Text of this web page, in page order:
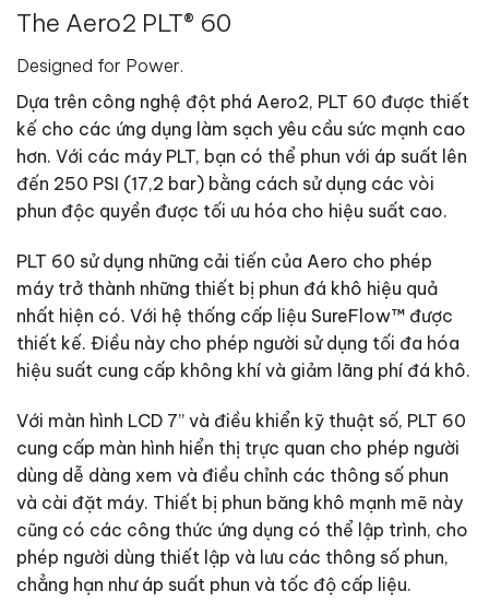
The Aero2 PLT® 60
Designed for Power.
Dựa trên công nghệ đột phá Aero2, PLT 60 được thiết
kế cho các ứng dụng làm sạch yêu cầu sức mạnh cao
hơn. Với các máy PLT, bạn có thể phun với áp suất lên
đến 250 PSI (17,2 bar) bằng cách sử dụng các vòi
phun độc quyền được tối ưu hóa cho hiệu suất cao.
PLT 60 sử dụng những cải tiến của Aero cho phép
máy trở thành những thiết bị phun đá khô hiệu quả
nhất hiện có. Với hệ thống cấp liệu SureFlow™ được
thiết kế. Điều này cho phép người sử dụng tối đa hóa
hiệu suất cung cấp không khí và giảm lãng phí đá khô.
Với màn hình LCD 7” và điều khiển kỹ thuật số, PLT 60
cung cấp màn hình hiển thị trực quan cho phép người
dùng dễ dàng xem và điều chỉnh các thông số phun
và cài đặt máy. Thiết bị phun băng khô mạnh mẽ này
cũng có các công thức ứng dụng có thể lập trình, cho
phép người dùng thiết lập và lưu các thông số phun,
chẳng hạn như áp suất phun và tốc độ cấp liệu.